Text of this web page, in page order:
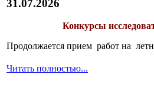
31.07.2026
Конкурсы
Продолжается прием работ на
Читать полностью...